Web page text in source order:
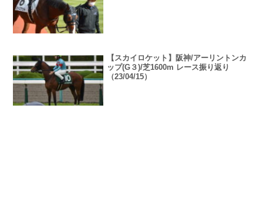
【スカイロケット】阪神/アーリントンカ
ップ(G３)/芝1600m レース振り返り
（23/04/15）